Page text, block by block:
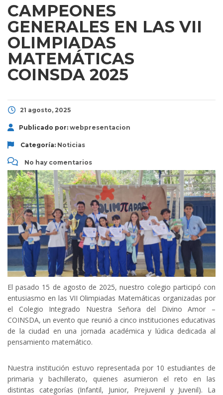
CAMPEONES
GENERALES EN LAS VII
OLIMPIADAS
MATEMÁTICAS
COINSDA 2025
21 agosto, 2025
Publicado por: webpresentacion
Categoría: Noticias
No hay comentarios
El pasado 15 de agosto de 2025, nuestro colegio participó con
entusiasmo en las VII Olimpiadas Matemáticas organizadas por
el Colegio Integrado Nuestra Señora del Divino Amor –
COINSDA, un evento que reunió a cinco instituciones educativas
de la ciudad en una jornada académica y lúdica dedicada al
pensamiento matemático.
Nuestra institución estuvo representada por 10 estudiantes de
primaria y bachillerato, quienes asumieron el reto en las
distintas categorías (Infantil, Junior, Prejuvenil y Juvenil). La